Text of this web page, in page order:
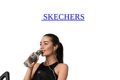
SKECHERS